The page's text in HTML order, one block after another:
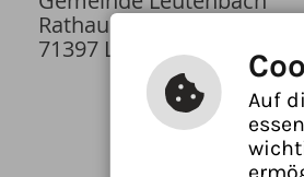
Rathausplatz 1
71397 Leutenbach
Auf